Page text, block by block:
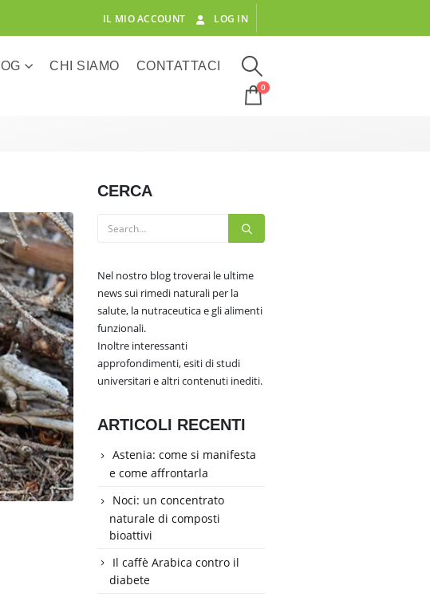
IL MIO ACCOUNT LOG IN
CHI SIAMO CONTATTACI
0
CERCA
Nel nostro blog troverai le ultime
news sui rimedi naturali per la
salute, la nutraceutica e gli alimenti
funzionali.
Inoltre interessanti
approfondimenti, esiti di studi
universitari e altri contenuti inediti.
ARTICOLI RECENTI
Astenia: come si manifesta
e come affrontarla
Noci: un concentrato
naturale di composti
bioattivi
Il caffè Arabica contro il
diabete